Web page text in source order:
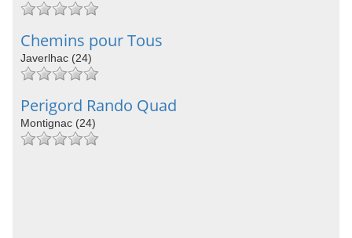
Chemins pour Tous
Javerlhac (24)
Perigord Rando Quad
Montignac (24)